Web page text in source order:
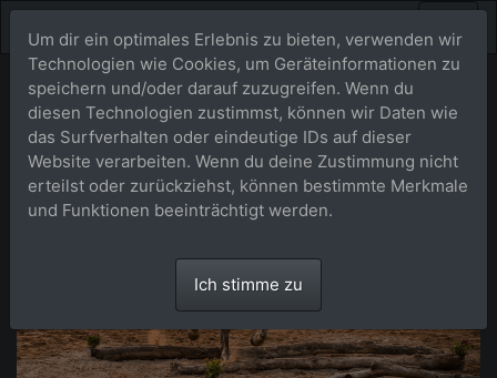
Um dir ein optimales Erlebnis zu bieten, verwenden wir
Technologien wie Cookies, um Geräteinformationen zu
speichern und/oder darauf zuzugreifen. Wenn du
diesen Technologien zustimmst, können wir Daten wie
das Surfverhalten oder eindeutige IDs auf dieser
Website verarbeiten. Wenn du deine Zustimmung nicht
erteilst oder zurückziehst, können bestimmte Merkmale
und Funktionen beeinträchtigt werden.
Ich stimme zu